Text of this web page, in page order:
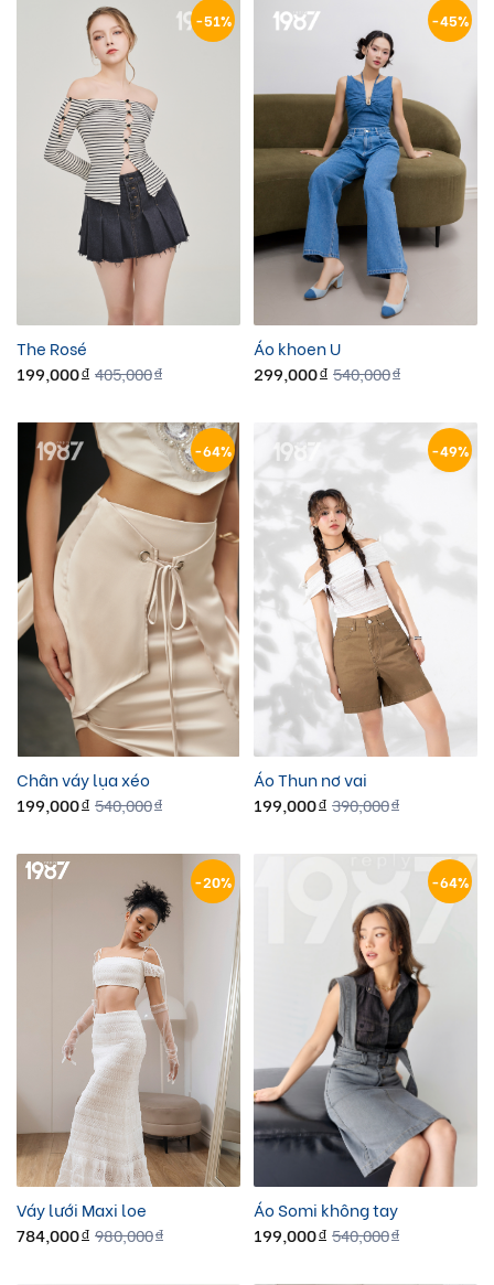
-51%
The Rosé
199,000đ 405,000đ
-45%
Áo khoen U
299,000đ 540,000đ
-64%
Chân váy lụa xéo
199,000đ 540,000đ
-49%
Áo Thun nơ vai
199,000đ 390,000đ
-20%
Váy lưới Maxi loe
784,000đ 980,000đ
-64%
Áo Somi không tay
199,000đ 540,000đ